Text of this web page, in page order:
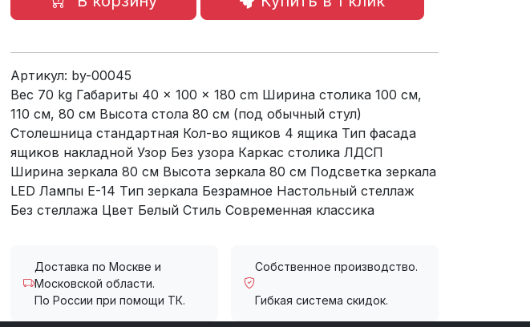
Артикул: by-00045
Вес 70 kg Габариты 40 × 100 × 180 cm Ширина столика 100 см,
110 см, 80 см Высота стола 80 см (под обычный стул)
Столешница стандартная Кол-во ящиков 4 ящика Тип фасада
ящиков накладной Узор Без узора Каркас столика ЛДСП
Ширина зеркала 80 см Высота зеркала 80 см Подсветка зеркала
LED Лампы E-14 Тип зеркала Безрамное Настольный стеллаж
Без стеллажа Цвет Белый Стиль Современная классика
Доставка по Москве и
Московской области.
По России при помощи ТК.
Собственное производство.
Гибкая система скидок.